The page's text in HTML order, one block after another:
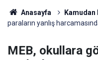
Anasayfa Kamudan
paraların yanlış
MEB, okullara